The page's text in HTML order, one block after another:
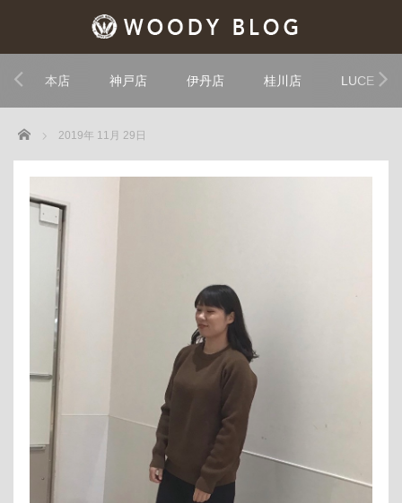
本店 神戸店 伊丹店 桂川店 LUCE
Home 2019年 11月 29日